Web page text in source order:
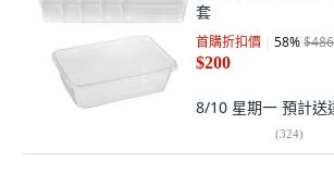
套
首購折扣價 58%$486
$200
8/10 星期一 預計送
(324)